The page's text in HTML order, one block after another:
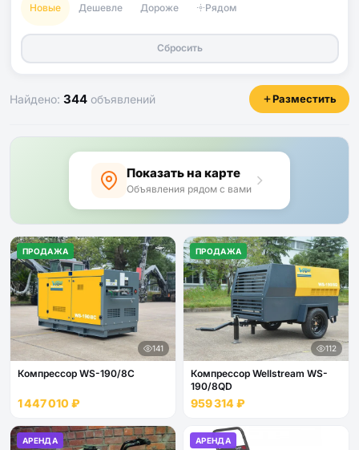
Новые Дешевле Дороже Рядом
Сбросить
Найдено: 344 объявлений Разместить
Показать на карте
Объявления рядом с вами
ПРОДАЖА
141
Компрессор WS-190/8C
1 447 010 ₽
ПРОДАЖА
112
Компрессор Wellstream WS-
190/8QD
959 314 ₽
АРЕНДА АРЕНДА